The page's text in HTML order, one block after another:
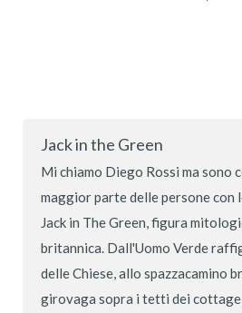
Jack in the Green
Mi chiamo Diego Rossi ma sono
maggior parte delle persone con
Jack in The Green, figura
britannica. Dall'Uomo Verde
delle Chiese, allo spazzacamino
girovaga sopra i tetti dei